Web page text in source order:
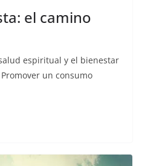
el camino
espiritual y el bienestar
un consumo